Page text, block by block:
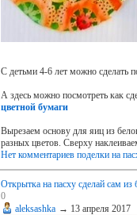
С детьми 4-6 лет можно сделать
А здесь можно посмотреть как
цветной бумаги
Вырезаем основу для яиц из
разных цветов. Сверху
Нет комментариев поделки на
Открытка на пасху сделай сам из
0
aleksashka → 13 апреля 2017